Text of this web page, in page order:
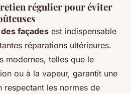
régulier pour éviter
façades est indispensable
réparations ultérieures.
modernes, telles que le
ou à la vapeur, garantit une
respectant les normes de